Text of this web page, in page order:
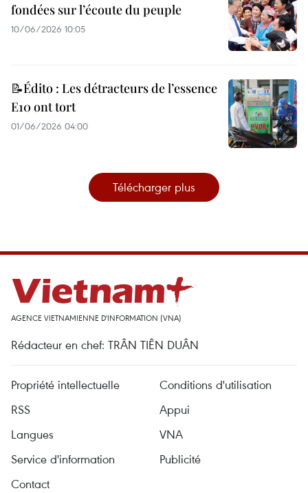
fondées sur l’écoute du peuple
10/06/2026 10:05
📝Édito : Les détracteurs de l’essence
E10 ont tort
01/06/2026 04:00
Télécharger plus
AGENCE VIETNAMIENNE D'INFORMATION (VNA)
Rédacteur en chef: TRÂN TIÊN DUÂN
Propriété intellectuelle
Conditions d'utilisation
RSS
Appui
Langues
VNA
Service d'information
Publicité
Contact